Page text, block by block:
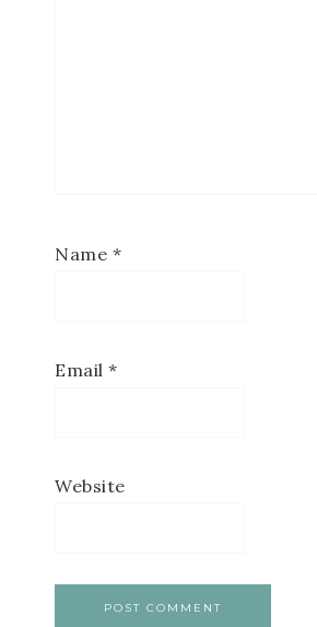
Name *
Email *
Website